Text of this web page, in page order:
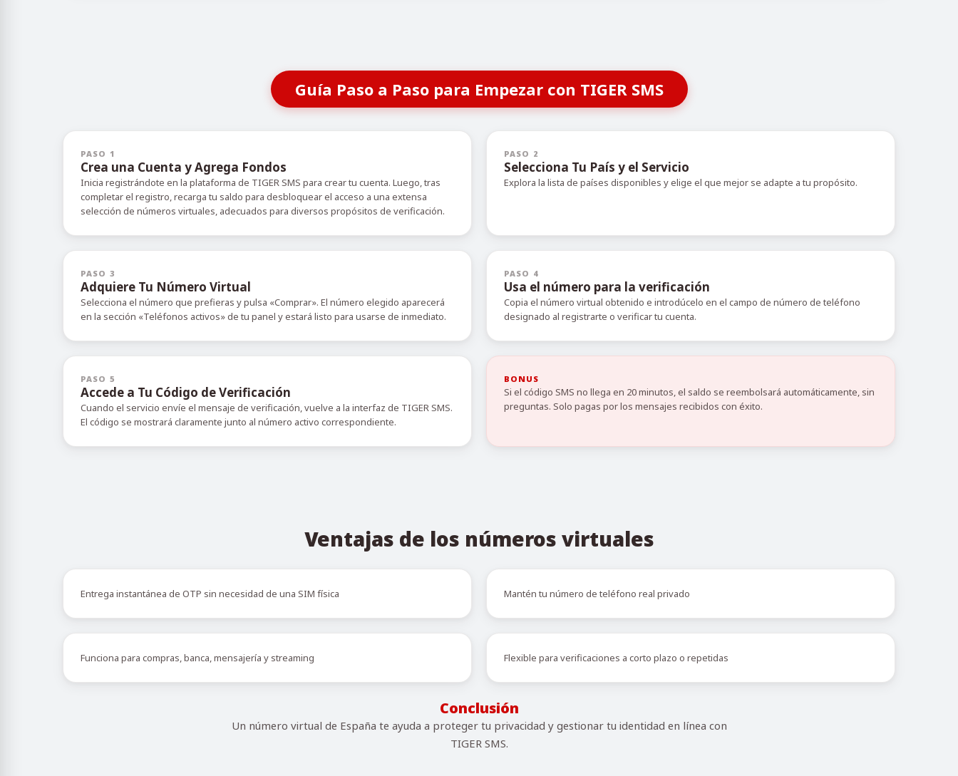
Guía Paso a Paso para Empezar con TIGER SMS
PASO 1
Crea una Cuenta y Agrega Fondos
Inicia registrándote en la plataforma de TIGER SMS para crear tu cuenta. Luego, tras
completar el registro, recarga tu saldo para desbloquear el acceso a una extensa
selección de números virtuales, adecuados para diversos propósitos de verificación.
PASO 2
Selecciona Tu País y el Servicio
Explora la lista de países disponibles y elige el que mejor se adapte a tu propósito.
PASO 3
Adquiere Tu Número Virtual
Selecciona el número que prefieras y pulsa «Comprar». El número elegido aparecerá
en la sección «Teléfonos activos» de tu panel y estará listo para usarse de inmediato.
PASO 4
Usa el número para la verificación
Copia el número virtual obtenido e introdúcelo en el campo de número de teléfono
designado al registrarte o verificar tu cuenta.
PASO 5
Accede a Tu Código de Verificación
Cuando el servicio envíe el mensaje de verificación, vuelve a la interfaz de TIGER SMS.
El código se mostrará claramente junto al número activo correspondiente.
BONUS
Si el código SMS no llega en 20 minutos, el saldo se reembolsará automáticamente, sin
preguntas. Solo pagas por los mensajes recibidos con éxito.
Ventajas de los números virtuales
Entrega instantánea de OTP sin necesidad de una SIM física Mantén tu número de teléfono real privado
Funciona para compras, banca, mensajería y streaming Flexible para verificaciones a corto plazo o repetidas
Conclusión
Un número virtual de España te ayuda a proteger tu privacidad y gestionar tu identidad en línea con
TIGER SMS.